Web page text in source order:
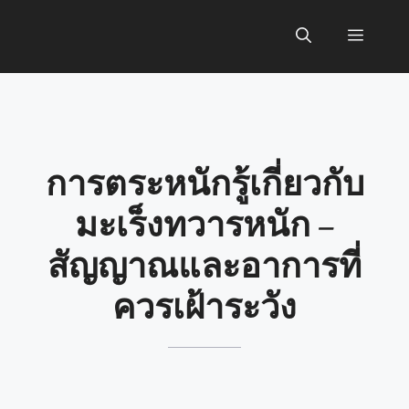
Menu
การตระหนักรู้เกี่ยวกับ
มะเร็งทวารหนัก –
สัญญาณและอาการที่
ควรเฝ้าระวัง